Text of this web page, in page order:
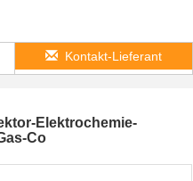
Kontakt-Lieferant
Elektrochemie-
Co